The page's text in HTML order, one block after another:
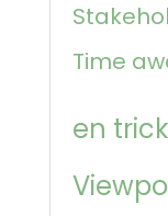
Time
en